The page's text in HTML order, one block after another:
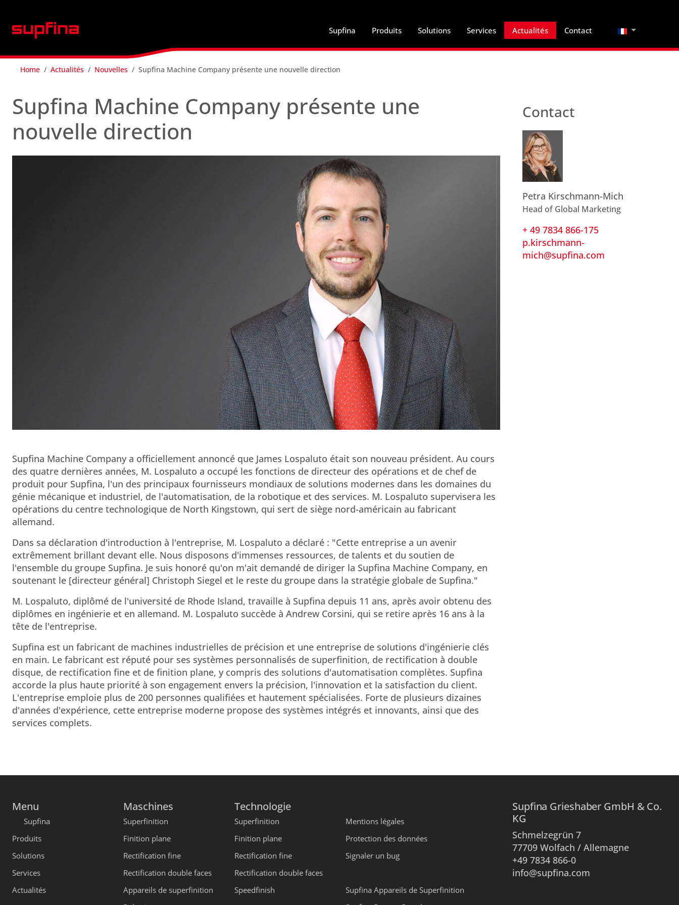
Supfina Produits Solutions Services Actualités Contact Sélectionnez
Home Actualités Nouvelles Supfina Machine Company présente une nouvelle direction
Supfina Machine Company présente une
nouvelle direction
Supfina Machine Company a officiellement annoncé que James Lospaluto était son nouveau président. Au cours
des quatre dernières années, M. Lospaluto a occupé les fonctions de directeur des opérations et de chef de
produit pour Supfina, l'un des principaux fournisseurs mondiaux de solutions modernes dans les domaines du
génie mécanique et industriel, de l'automatisation, de la robotique et des services. M. Lospaluto supervisera les
opérations du centre technologique de North Kingstown, qui sert de siège nord-américain au fabricant
allemand.
Dans sa déclaration d'introduction à l'entreprise, M. Lospaluto a déclaré : "Cette entreprise a un avenir
extrêmement brillant devant elle. Nous disposons d'immenses ressources, de talents et du soutien de
l'ensemble du groupe Supfina. Je suis honoré qu'on m'ait demandé de diriger la Supfina Machine Company, en
soutenant le [directeur général] Christoph Siegel et le reste du groupe dans la stratégie globale de Supfina."
M. Lospaluto, diplômé de l'université de Rhode Island, travaille à Supfina depuis 11 ans, après avoir obtenu des
diplômes en ingénierie et en allemand. M. Lospaluto succède à Andrew Corsini, qui se retire après 16 ans à la
tête de l'entreprise.
Supfina est un fabricant de machines industrielles de précision et une entreprise de solutions d'ingénierie clés
en main. Le fabricant est réputé pour ses systèmes personnalisés de superfinition, de rectification à double
disque, de rectification fine et de finition plane, y compris des solutions d'automatisation complètes. Supfina
accorde la plus haute priorité à son engagement envers la précision, l'innovation et la satisfaction du client.
L'entreprise emploie plus de 200 personnes qualifiées et hautement spécialisées. Forte de plusieurs dizaines
d'années d'expérience, cette entreprise moderne propose des systèmes intégrés et innovants, ainsi que des
services complets.
Contact
Petra Kirschmann-Mich
Head of Global Marketing
+ 49 7834 866-175
p.kirschmann-
mich@supfina.com
Menu
Supfina
Produits
Solutions
Services
Actualités
Maschines
Superfinition
Finition plane
Rectification fine
Rectification double faces
Appareils de superfinition
Technologie
Superfinition
Finition plane
Rectification fine
Rectification double faces
Speedfinish
Mentions légales
Protection des données
Signaler un bug
Supfina Appareils de Superfinition
Supfina Grieshaber GmbH & Co.
KG
Schmelzegrün 7
77709 Wolfach / Allemagne
+49 7834 866-0
info@supfina.com